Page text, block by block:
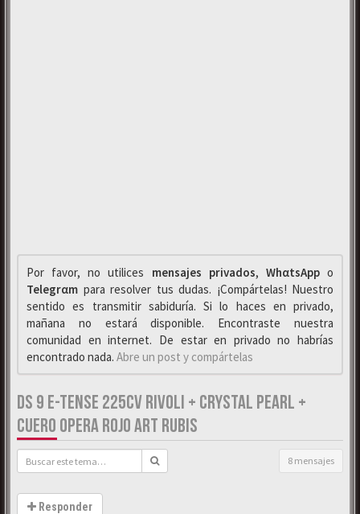
Por favor, no utilices mensajes privados, WhαtsAppo
Telegrαm para resolver tus dudas. ¡Compártelas! Nuestro
sentido es transmitir sabiduría. Si lo haces en privado,
mañana no estará disponible. Encontraste nuestra
comunidad en internet. De estar en privado no habrías
encontrado nada. Abre un post y compártelas
DS 9 E-TENSE 225CV RIVOLI + CRYSTAL PEARL +
CUERO OPERA ROJO ART RUBIS
8 mensajes
Responder